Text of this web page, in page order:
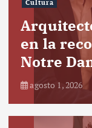
Cultura
en la
Notre
agosto 1, 2026